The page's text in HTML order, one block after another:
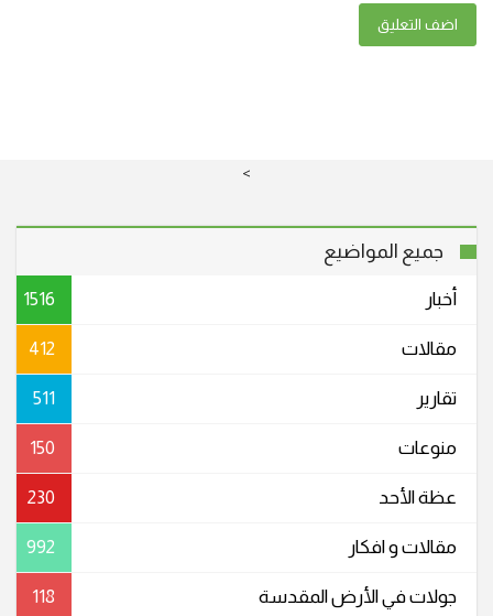
اضف التعليق
>
جميع المواضيع
أخبار 1516
مقالات 412
تقارير 511
منوعات 150
عظة الأحد 230
مقالات و افكار 992
جولات في الأرض المقدسة 118